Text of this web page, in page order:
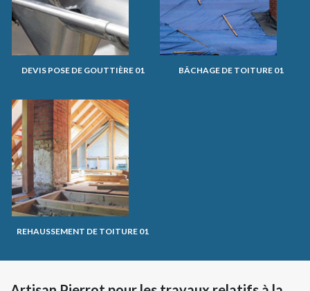
DEVIS POSE DE GOUTTIÈRE 01 BÂCHAGE DE TOITURE 01
REHAUSSEMENT DE TOITURE 01